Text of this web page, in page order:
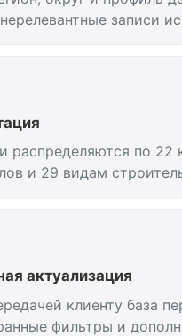
записи
распределяются по 22
и 29 видам
актуализация
клиенту база
фильтры и